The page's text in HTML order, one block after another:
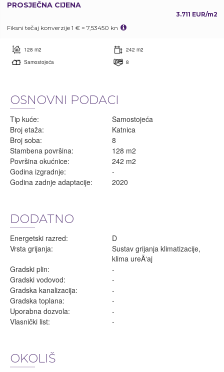
PROSJEČNA CIJENA
3.711 EUR/m2
Fiksni tečaj konverzije 1 € = 7,53450 kn
128 m2
242 m2
Samostojeća
8
OSNOVNI PODACI
Tip kuće:
Samostojeća
Broj etaža:
Katnica
Broj soba:
8
Stambena površina:
128 m2
Površina okućnice:
242 m2
Godina izgradnje:
-
Godina zadnje adaptacije:
2020
DODATNO
Energetski razred:
D
Vrsta grijanja:
Sustav grijanja klimatizacije,
klima ureÄ‘aj
Gradski plin:
-
Gradski vodovod:
-
Gradska kanalizacija:
-
Gradska toplana:
-
Uporabna dozvola:
-
Vlasnički list:
-
OKOLIŠ